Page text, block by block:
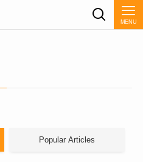
MENU
Popular Articles